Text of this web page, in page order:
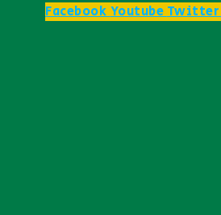
FacebookYoutubeTwitter